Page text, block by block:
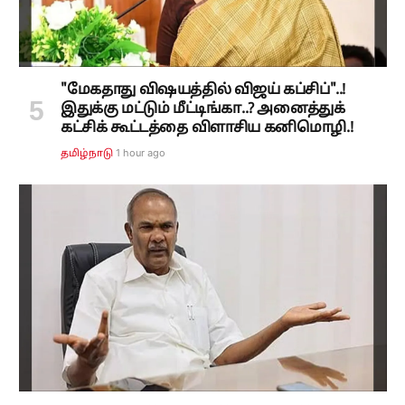
"மேகதாது விஷயத்தில் விஜய் கப்சிப்"..!
இதுக்கு மட்டும் மீட்டிங்கா..? அனைத்துக்
கட்சிக் கூட்டத்தை விளாசிய கனிமொழி.!
தமிழ்நாடு 1 hour ago